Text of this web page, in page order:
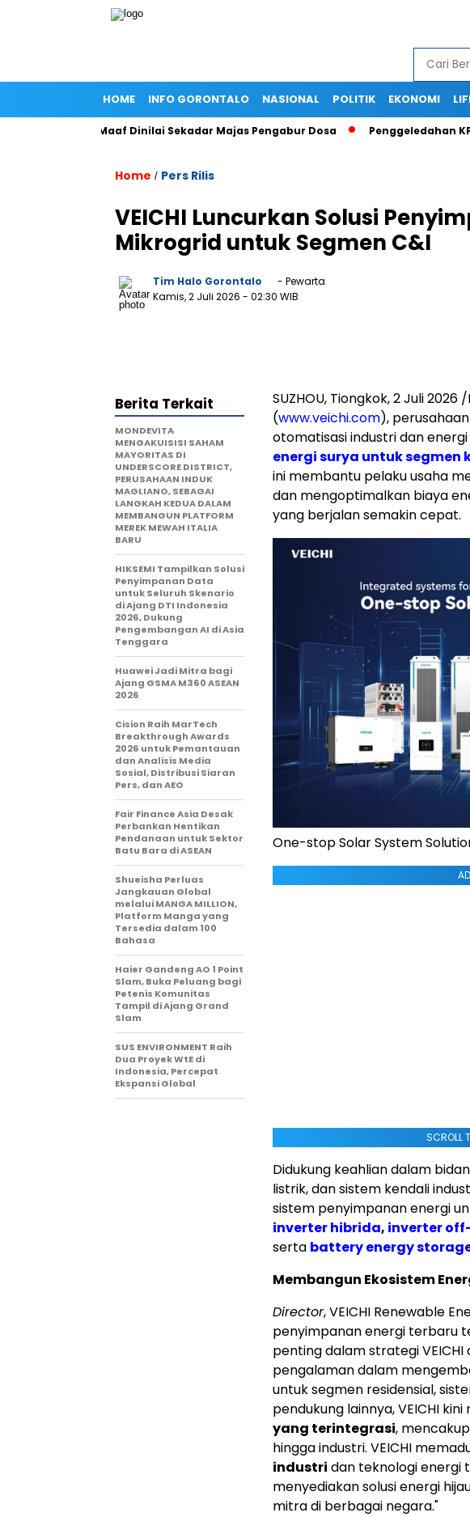
HOME INFO GORONTALO NASIONAL POLITIK EKONOMI
Minta Maaf Dinilai Sekadar Majas Pengabur Dosa Penggeledahan KPK di
Home / Pers Rilis
VEICHI Luncurkan Solusi
Mikrogrid untuk Segmen C&I
Tim Halo Gorontalo
- Pewarta
Kamis, 2 Juli 2026 - 02:30 WIB
SUZHOU, Tiongkok, 2 Juli 2026
(www.veichi.com),
otomatisasi industri dan
energi surya untuk
ini membantu pelaku usaha
dan mengoptimalkan biaya
yang berjalan semakin cepat.
One-stop Solar System
SCROLL
Didukung keahlian dalam
listrik, dan sistem kendali
sistem penyimpanan energi
inverter hibrida, inverter
serta battery energy storage
Membangun Ekosistem
Director, VEICHI Renewable
penyimpanan energi terbaru
penting dalam strategi
pengalaman dalam
untuk segmen residensial,
pendukung lainnya, VEICHI
yang terintegrasi,
hingga industri. VEICHI
industri dan teknologi energi
menyediakan solusi energi
mitra di berbagai negara."
Berita Terkait
MONDEVITA
MENGAKUISISI SAHAM
MAYORITAS DI
UNDERSCORE DISTRICT,
PERUSAHAAN INDUK
MAGLIANO, SEBAGAI
LANGKAH KEDUA DALAM
MEMBANGUN PLATFORM
MEREK MEWAH ITALIA
BARU
HIKSEMI Tampilkan Solusi
Penyimpanan Data
untuk Seluruh Skenario
di Ajang DTI Indonesia
2026, Dukung
Pengembangan AI di Asia
Tenggara
Huawei Jadi Mitra bagi
Ajang GSMA M360 ASEAN
2026
Cision Raih MarTech
Breakthrough Awards
2026 untuk Pemantauan
dan Analisis Media
Sosial, Distribusi Siaran
Pers, dan AEO
Fair Finance Asia Desak
Perbankan Hentikan
Pendanaan untuk Sektor
Batu Bara di ASEAN
Shueisha Perluas
Jangkauan Global
melalui MANGA MILLION,
Platform Manga yang
Tersedia dalam 100
Bahasa
Haier Gandeng AO 1 Point
Slam, Buka Peluang bagi
Petenis Komunitas
Tampil di Ajang Grand
Slam
SUS ENVIRONMENT Raih
Dua Proyek WtE di
Indonesia, Percepat
Ekspansi Global